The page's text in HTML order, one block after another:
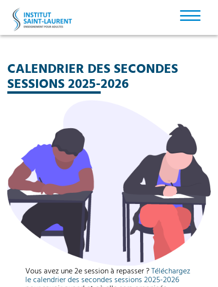
CALENDRIER DES SECONDES
SESSIONS 2025-2026
Vous avez une 2e session à repasser ?Téléchargez
le calendrier des secondes sessions 2025-2026